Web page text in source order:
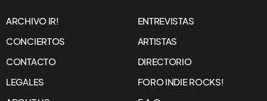
ARCHIVO IR!
ENTREVISTAS
CONCIERTOS
ARTISTAS
CONTACTO
DIRECTORIO
LEGALES
FORO INDIE ROCKS!